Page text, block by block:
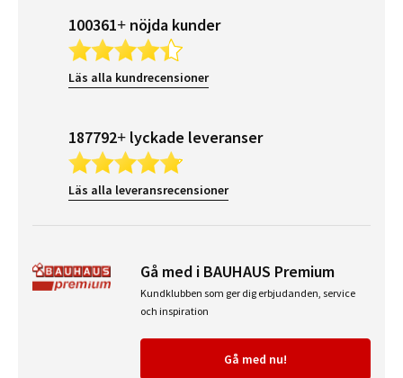
100361+ nöjda kunder
Läs alla kundrecensioner
187792+ lyckade leveranser
Läs alla leveransrecensioner
Gå med i BAUHAUS Premium
Kundklubben som ger dig erbjudanden, service
och inspiration
Gå med nu!